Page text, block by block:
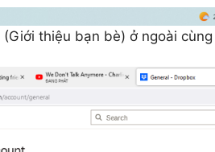
(Giới thiệu bạn bè) ở ngoài